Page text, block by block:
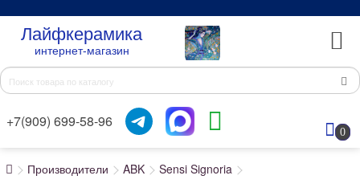
Лайфкерамика
интернет-магазин
+7(909) 699-58-96
0
Производители ABK Sensi Signoria